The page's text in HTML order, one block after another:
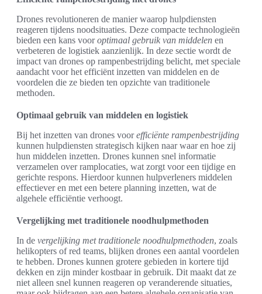
Drones revolutioneren de manier waarop hulpdiensten
reageren tijdens noodsituaties. Deze compacte technologieën
bieden een kans vooroptimaal gebruik van middelen en
verbeteren de logistiek aanzienlijk. In deze sectie wordt de
impact van drones op rampenbestrijding belicht, met speciale
aandacht voor het efficiënt inzetten van middelen en de
voordelen die ze bieden ten opzichte van traditionele
methoden.
Optimaal gebruik van middelen en logistiek
Bij het inzetten van drones voorefficiënte rampenbestrijding
kunnen hulpdiensten strategisch kijken naar waar en hoe zij
hun middelen inzetten. Drones kunnen snel informatie
verzamelen over ramplocaties, wat zorgt voor een tijdige en
gerichte respons. Hierdoor kunnen hulpverleners middelen
effectiever en met een betere planning inzetten, wat de
algehele efficiëntie verhoogt.
Vergelijking met traditionele noodhulpmethoden
In de vergelijking met traditionele noodhulpmethoden, zoals
helikopters of red teams, blijken drones een aantal voordelen
te hebben. Drones kunnen grotere gebieden in kortere tijd
dekken en zijn minder kostbaar in gebruik. Dit maakt dat ze
niet alleen snel kunnen reageren op veranderende situaties,